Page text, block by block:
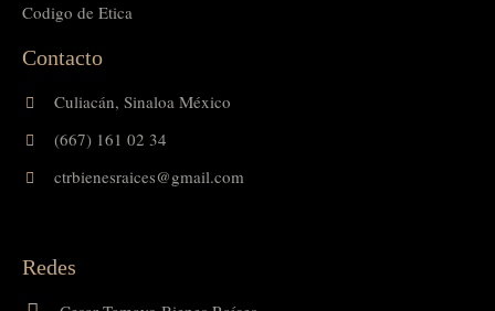
Codigo de Etica
Contacto
Culiacán, Sinaloa México
(667) 161 02 34
ctrbienesraices@gmail.com
Redes